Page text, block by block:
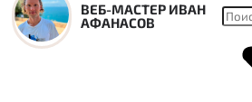
ВЕБ-МАСТЕР ИВАН
АФАНАСОВ